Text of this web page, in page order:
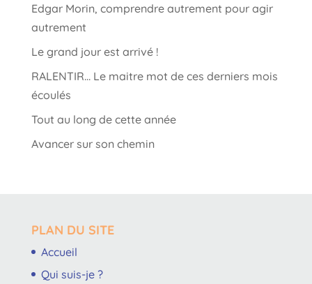
Edgar Morin, comprendre autrement pour agir
autrement
Le grand jour est arrivé !
RALENTIR… Le maitre mot de ces derniers mois
écoulés
Tout au long de cette année
Avancer sur son chemin
PLAN DU SITE
Accueil
Qui suis-je ?